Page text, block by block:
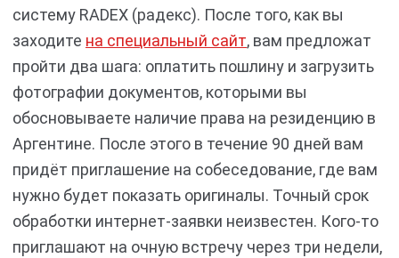
систему RADEX (радекс). После того, как вы
заходите на специальный сайт, вам предложат
пройти два шага: оплатить пошлину и загрузить
фотографии документов, которыми вы
обосновываете наличие права на резиденцию в
Аргентине. После этого в течение 90 дней вам
придёт приглашение на собеседование, где вам
нужно будет показать оригиналы. Точный срок
обработки интернет-заявки неизвестен. Кого-то
приглашают на очную встречу через три недели,